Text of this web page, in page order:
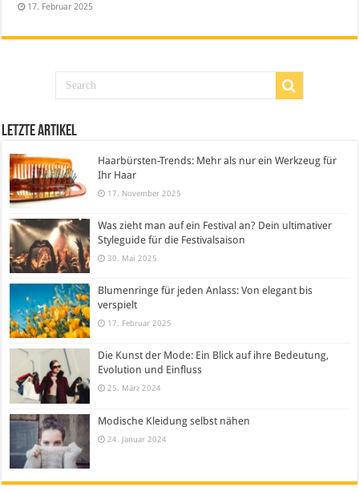
17. Februar 2025
Letzte Artikel
Haarbürsten-Trends: Mehr als nur ein Werkzeug für
Ihr Haar
17. November 2025
Was zieht man auf ein Festival an? Dein ultimativer
Styleguide für die Festivalsaison
30. Mai 2025
Blumenringe für jeden Anlass: Von elegant bis
verspielt
17. Februar 2025
Die Kunst der Mode: Ein Blick auf ihre Bedeutung,
Evolution und Einfluss
25. März 2024
Modische Kleidung selbst nähen
24. Januar 2024